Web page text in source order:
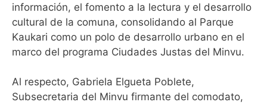
información, el fomento a la lectura y el desarrollo
cultural de la comuna, consolidando al Parque
Kaukari como un polo de desarrollo urbano en el
marco del programa Ciudades Justas del Minvu.
Al respecto, Gabriela Elgueta Poblete,
Subsecretaria del Minvu firmante del comodato,